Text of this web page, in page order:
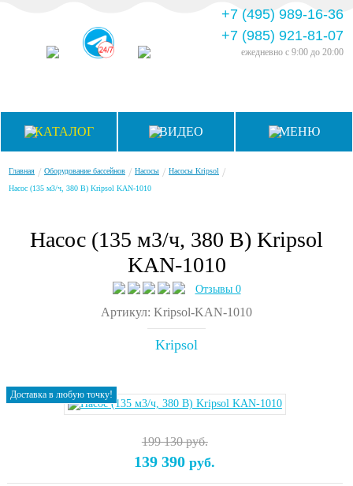
+7 (495) 989-16-36
+7 (985) 921-81-07
ежедневно с 9:00 до 20:00
КАТАЛОГ ВИДЕО МЕНЮ
Главная / Оборудование бассейнов / Насосы / Насосы Kripsol /
Насос (135 м3/ч, 380 В) Kripsol KAN-1010
Насос (135 м3/ч, 380 В) Kripsol
KAN-1010
Отзывы 0
Артикул: Kripsol-KAN-1010
Kripsol
Доставка в любую точку!
199 130 руб.
139 390 руб.